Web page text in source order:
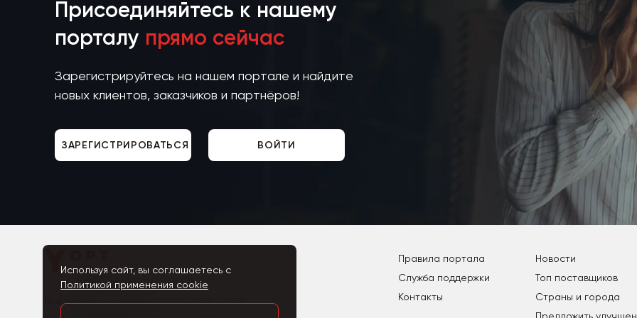
Присоединяйтесь к нашему
порталу прямо сейчас
Зарегистрируйтесь на нашем портале и найдите
новых клиентов, заказчиков и партнёров!
ЗАРЕГИСТРИРОВАТЬСЯ ВОЙТИ
Все права защищены © YOPT 2016 - 2025
Правила портала
Служба поддержки
Контакты
Новости
Топ поставщиков
Страны и города
Используя сайт, вы соглашаетесь с
Политикой применения cookie